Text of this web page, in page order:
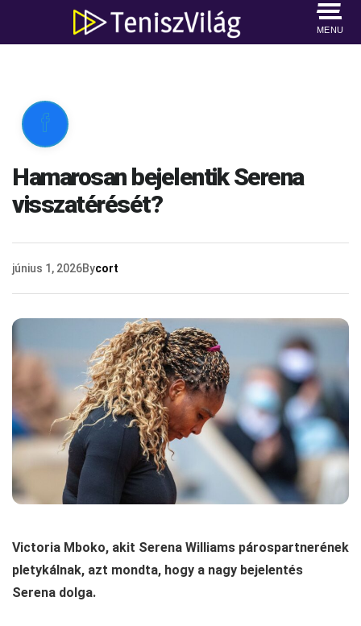
MENU

Hamarosan bejelentik Serena
visszatérését?
június 1, 2026Bycort
Victoria Mboko, akit Serena Williams párospartnerének
pletykálnak, azt mondta, hogy a nagy bejelentés
Serena dolga.